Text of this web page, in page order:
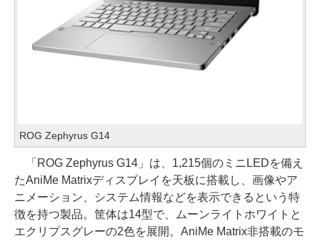
ROG Zephyrus G14
「ROG Zephyrus G14」は、1,215個のミニLEDを備え
たAniMe Matrixディスプレイを天板に搭載し、画像やア
ニメーション、システム情報などを表示できるという特
徴を持つ製品。筐体は14型で、ムーンライトホワイトと
エクリプスグレーの2色を展開。AniMe Matrix非搭載のモ